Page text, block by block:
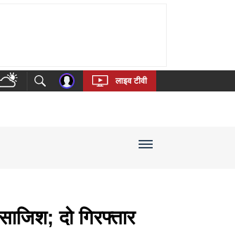
Tamil Kannada Malayalam
लाइव टीवी
दो गिरफ्तार